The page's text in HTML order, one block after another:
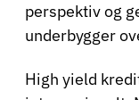
perspektiv og
underbygger
High yield